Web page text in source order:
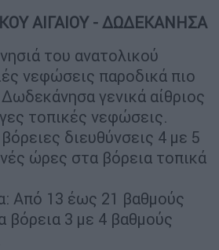
ΑΙΓΑΙΟΥ - ΔΩΔΕΚΑΝΗΣΑ
του ανατολικού
νεφώσεις παροδικά πιο
γενικά αίθριος
τοπικές νεφώσεις.
διευθύνσεις 4 με 5
ώρες στα βόρεια τοπικά
Από 13 έως 21 βαθμούς
βόρεια 3 με 4 βαθμούς